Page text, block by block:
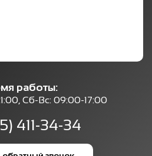
работы:
Сб-Вс: 09:00-17:00
411-34-34